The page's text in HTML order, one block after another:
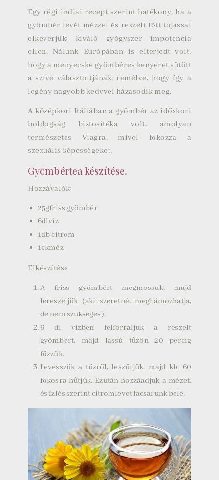
Egy régi indiai recept szerint hatékony, ha a
gyömbér levét mézzel és reszelt főtt tojással
elkeverjük: kiváló gyógyszer impotencia
ellen. Nálunk Európában is elterjedt volt,
hogy a menyecske gyömbéres kenyeret sütött
a szíve választottjának, remélve, hogy így a
legény nagyobb kedvvel házasodik meg.
A középkori Itáliában a gyömbér az időskori
boldogság biztosítéka volt, amolyan
természetes Viagra, mivel fokozza a
szexuális képességeket.
Gyömbértea készítése.
Hozzávalók:
25gfriss gyömbér
6dlvíz
1dbcitrom
1ekméz
Elkészítése
A friss gyömbért megmossuk, majd
lereszeljük (aki szeretné, meghámozhatja,
de nem szükséges).
6 dl vízben felforraljuk a reszelt
gyömbért, majd lassú tűzön 20 percig
főzzük.
Levesszük a tűzről, leszűrjük, majd kb. 60
fokosra hűtjük. Ezután hozzáadjuk a mézet,
és ízlés szerint citromlevet facsarunk bele.